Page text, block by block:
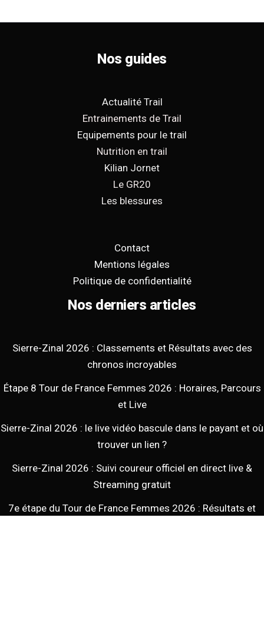
Nos guides
Actualité Trail
Entrainements de Trail
Equipements pour le trail
Nutrition en trail
Kilian Jornet
Le GR20
Les blessures
Contact
Mentions légales
Politique de confidentialité
Nos derniers articles
Sierre-Zinal 2026 : Classements et Résultats avec des
chronos incroyables
Étape 8 Tour de France Femmes 2026 : Horaires, Parcours
et Live
Sierre-Zinal 2026 : le live vidéo bascule dans le payant et où
trouver un lien ?
Sierre-Zinal 2026 : Suivi coureur officiel en direct live &
Streaming gratuit
7e étape du Tour de France Femmes 2026 : Résultats et